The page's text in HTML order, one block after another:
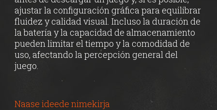
ajustar la configuración gráfica para equilibrar
fluidez y calidad visual. Incluso la duración de
la batería y la capacidad de almacenamiento
pueden limitar el tiempo y la comodidad de
uso, afectando la percepción general del
juego.
Naase ideede nimekirja